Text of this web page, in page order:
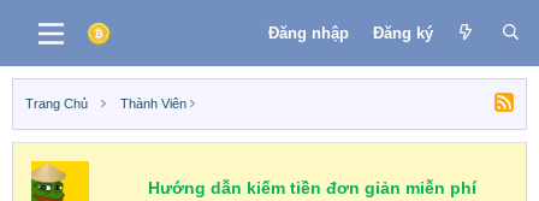
Đăng nhập Đăng ký
Trang Chủ Thành Viên
Hướng dẫn kiếm tiền đơn giản miễn phí